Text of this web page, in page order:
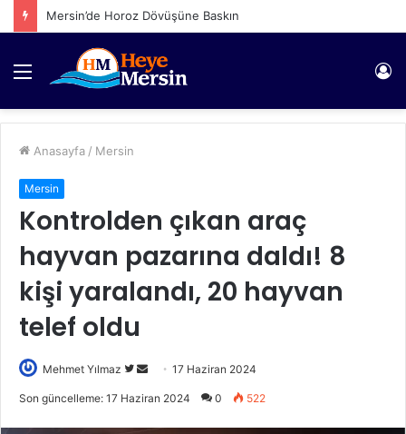
Mersin’de Horoz Dövüşüne Baskın
Menü
Anasayfa / Mersin
Mersin
Kontrolden çıkan araç
hayvan pazarına daldı! 8
kişi yaralandı, 20 hayvan
telef oldu
Mehmet Yılmaz
Twitter'da
Bir
17 Haziran 2024
Son güncelleme: 17 Haziran 2024 0 522